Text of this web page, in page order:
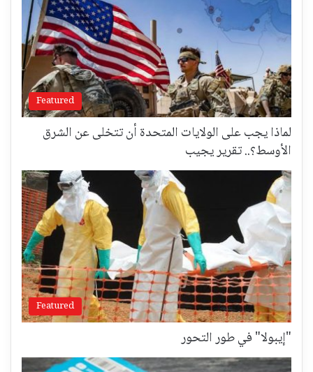
Featured
لماذا يجب على الولايات المتحدة أن تتخلى عن الشرق
الأوسط؟.. تقرير يجيب
Featured
"إيبولا" في طور التحور